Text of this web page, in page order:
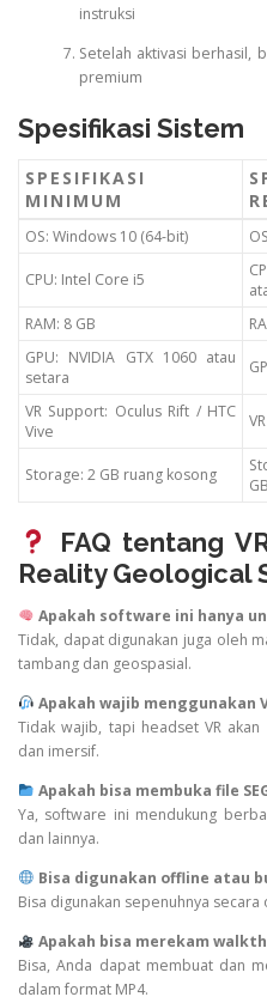
instruksi
Setelah aktivasi berhasil,
premium
Spesifikasi Sistem
SPESIFIKASI
MINIMUM
OS: Windows 10 (64-bit)
CPU: Intel Core i5
RAM: 8 GB
GPU: NVIDIA GTX 1060 atau
setara
VR Support: Oculus Rift / HTC
Vive
Storage: 2 GB ruang kosong
FAQ tentang
Reality Geological
Apakah software ini hanya
Tidak, dapat digunakan juga oleh
tambang dan geospasial.
Apakah wajib menggunakan
Tidak wajib, tapi headset VR
dan imersif.
Apakah bisa membuka file
Ya, software ini mendukung
dan lainnya.
Bisa digunakan offline atau
Bisa digunakan sepenuhnya
Apakah bisa merekam
Bisa, Anda dapat membuat dan
dalam format MP4.